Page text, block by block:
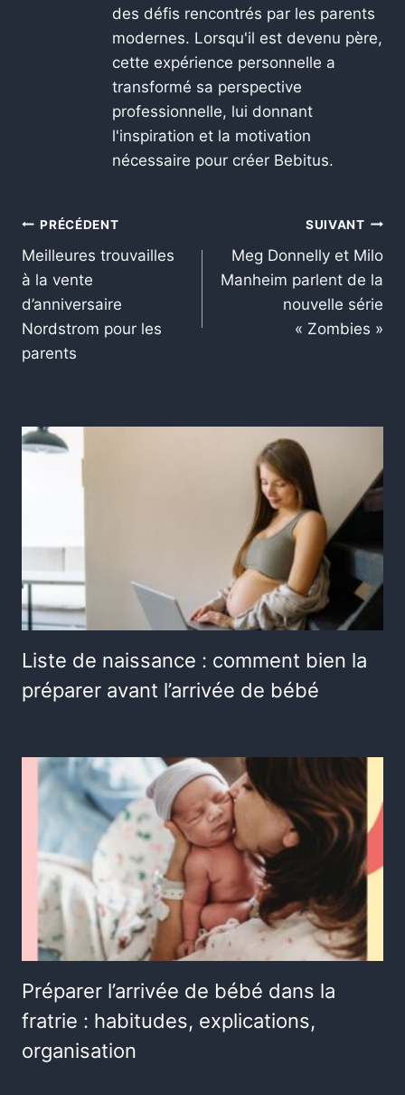
des défis rencontrés par les parents
modernes. Lorsqu'il est devenu père,
cette expérience personnelle a
transformé sa perspective
professionnelle, lui donnant
l'inspiration et la motivation
nécessaire pour créer Bebitus.
PRÉCÉDENT
Meilleures trouvailles
à la vente
d’anniversaire
Nordstrom pour les
parents
SUIVANT
Meg Donnelly et Milo
Manheim parlent de la
nouvelle série
« Zombies »
Liste de naissance : comment bien la
préparer avant l’arrivée de bébé
Préparer l’arrivée de bébé dans la
fratrie : habitudes, explications,
organisation